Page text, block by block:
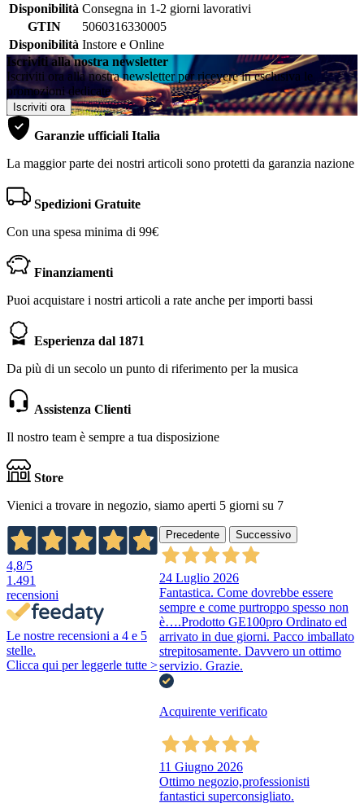
Disponibilità Consegna in 1-2 giorni lavorativi
GTIN
5060316330005
Disponibilità Instore e Online
Iscriviti alla nostra newsletter
Iscriviti ora alla nostra newsletter per ricevere in esclusiva le
promozioni dedicate
Iscriviti ora
Garanzie ufficiali Italia
La maggior parte dei nostri articoli sono protetti da garanzia nazione
Spedizioni Gratuite
Con una spesa minima di 99€
Finanziamenti
Puoi acquistare i nostri articoli a rate anche per importi bassi
Esperienza dal 1871
Da più di un secolo un punto di riferimento per la musica
Assistenza Clienti
Il nostro team è sempre a tua disposizione
Store
Vienici a trovare in negozio, siamo aperti 5 giorni su 7
4,8/5
1.491
recensioni
Le nostre recensioni a 4 e 5
stelle.
Clicca qui per leggerle tutte >
Precedente Successivo
24 Luglio 2026
Fantastica. Come dovrebbe essere
sempre e come purtroppo spesso non
è….Prodotto GE100pro Ordinato ed
arrivato in due giorni. Pacco imballato
strepitosamente. Davvero un ottimo
servizio. Grazie.
Acquirente verificato
11 Giugno 2026
Ottimo negozio,professionisti
fantastici superconsigliato.